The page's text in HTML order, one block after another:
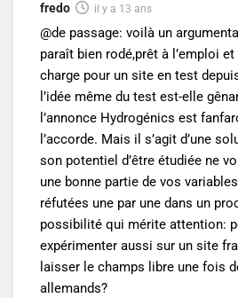
fredo il y a 13 ans
@de passage: voilà un
paraît bien rodé,prêt à l’emploi
charge pour un site en test
l’idée même du test est-elle
l’annonce Hydrogénics est
l’accorde. Mais il s’agit d’une
son potentiel d’être étudiée ne
une bonne partie de vos
réfutées une par une dans un
possibilité qui mérite attention:
expérimenter aussi sur un site
laisser le champs libre une fois
allemands?